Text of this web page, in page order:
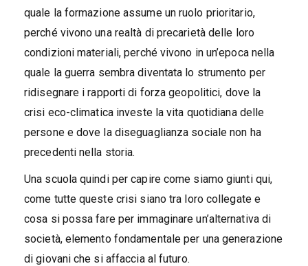
quale la formazione assume un ruolo prioritario,
perché vivono una realtà di precarietà delle loro
condizioni materiali, perché vivono in un’epoca nella
quale la guerra sembra diventata lo strumento per
ridisegnare i rapporti di forza geopolitici, dove la
crisi eco-climatica investe la vita quotidiana delle
persone e dove la diseguaglianza sociale non ha
precedenti nella storia.
Una scuola quindi per capire come siamo giunti qui,
come tutte queste crisi siano tra loro collegate e
cosa si possa fare per immaginare un’alternativa di
società, elemento fondamentale per una generazione
di giovani che si affaccia al futuro.